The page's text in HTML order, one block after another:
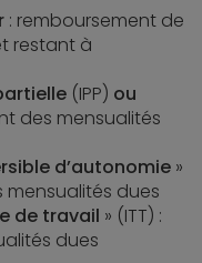
: remboursement de
restant à
(IPP) ou
des mensualités
d’autonomie »
mensualités dues
de travail » (ITT) :
dues